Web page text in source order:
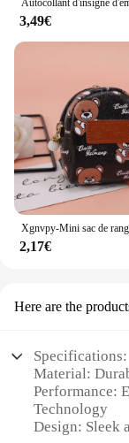
3,49€
2,17€
Here are the
Specifications:
Material:
Performance:
Technology
Design: Sleek